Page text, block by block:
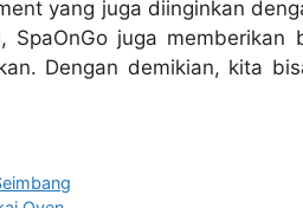
yang juga diinginkan
juga memberikan
Dengan demikian, kita